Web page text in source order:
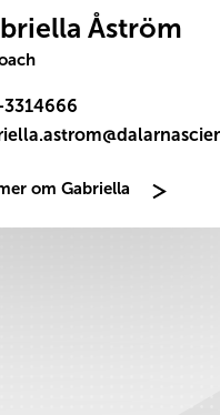
Åström
om Gabriella